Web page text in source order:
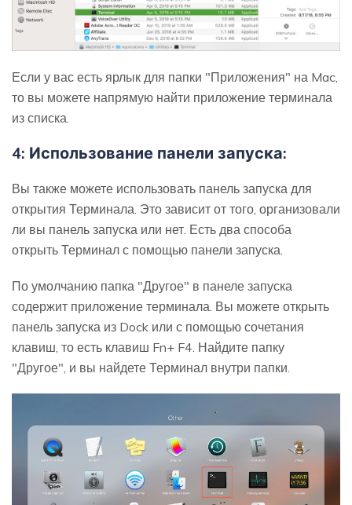
Если у вас есть ярлык для папки "Приложения" на Mac,
то вы можете напрямую найти приложение терминала
из списка.
4: Использование панели запуска:
Вы также можете использовать панель запуска для
открытия Терминала. Это зависит от того, организовали
ли вы панель запуска или нет. Есть два способа
открыть Терминал с помощью панели запуска.
По умолчанию папка "Другое" в панеле запуска
содержит приложение терминала. Вы можете открыть
панель запуска из Dock или с помощью сочетания
клавиш, то есть клавиш Fn+ F4. Найдите папку
"Другое", и вы найдете Терминал внутри папки.